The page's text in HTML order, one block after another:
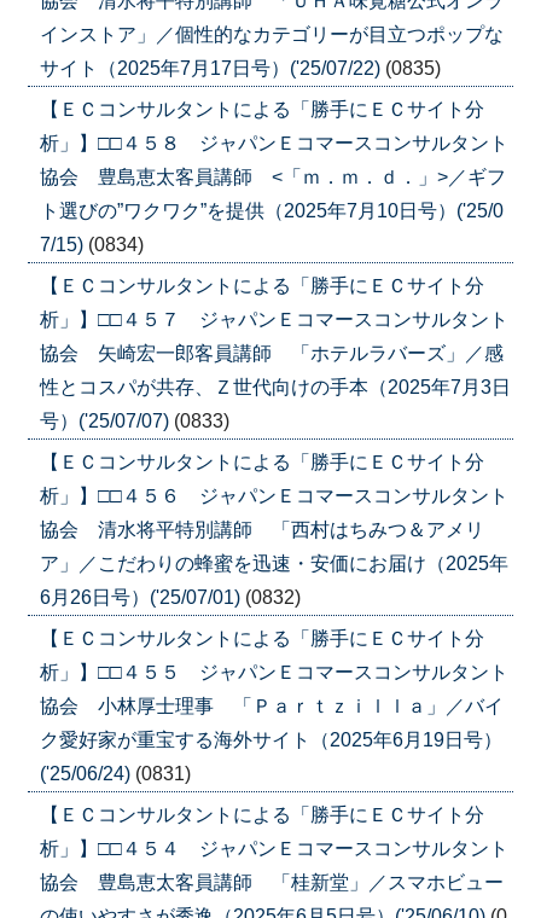
インストア」／個性的なカテゴリーが目立つポップな
サイト（2025年7月17日号）('25/07/22) (0835)
【ＥＣコンサルタントによる「勝手にＥＣサイト分
析」】□□４５８ ジャパンＥコマースコンサルタント
協会 豊島恵太客員講師 <「ｍ．ｍ．ｄ．」>／ギフ
ト選びの”ワクワク”を提供（2025年7月10日号）('25/0
7/15) (0834)
【ＥＣコンサルタントによる「勝手にＥＣサイト分
析」】□□４５７ ジャパンＥコマースコンサルタント
協会 矢崎宏一郎客員講師 「ホテルラバーズ」／感
性とコスパが共存、Ｚ世代向けの手本（2025年7月3日
号）('25/07/07) (0833)
【ＥＣコンサルタントによる「勝手にＥＣサイト分
析」】□□４５６ ジャパンＥコマースコンサルタント
協会 清水将平特別講師 「西村はちみつ＆アメリ
ア」／こだわりの蜂蜜を迅速・安価にお届け（2025年
6月26日号）('25/07/01) (0832)
【ＥＣコンサルタントによる「勝手にＥＣサイト分
析」】□□４５５ ジャパンＥコマースコンサルタント
協会 小林厚士理事 「Ｐａｒｔｚｉｌｌａ」／バイ
ク愛好家が重宝する海外サイト（2025年6月19日号）
('25/06/24) (0831)
【ＥＣコンサルタントによる「勝手にＥＣサイト分
析」】□□４５４ ジャパンＥコマースコンサルタント
協会 豊島恵太客員講師 「桂新堂」／スマホビュー